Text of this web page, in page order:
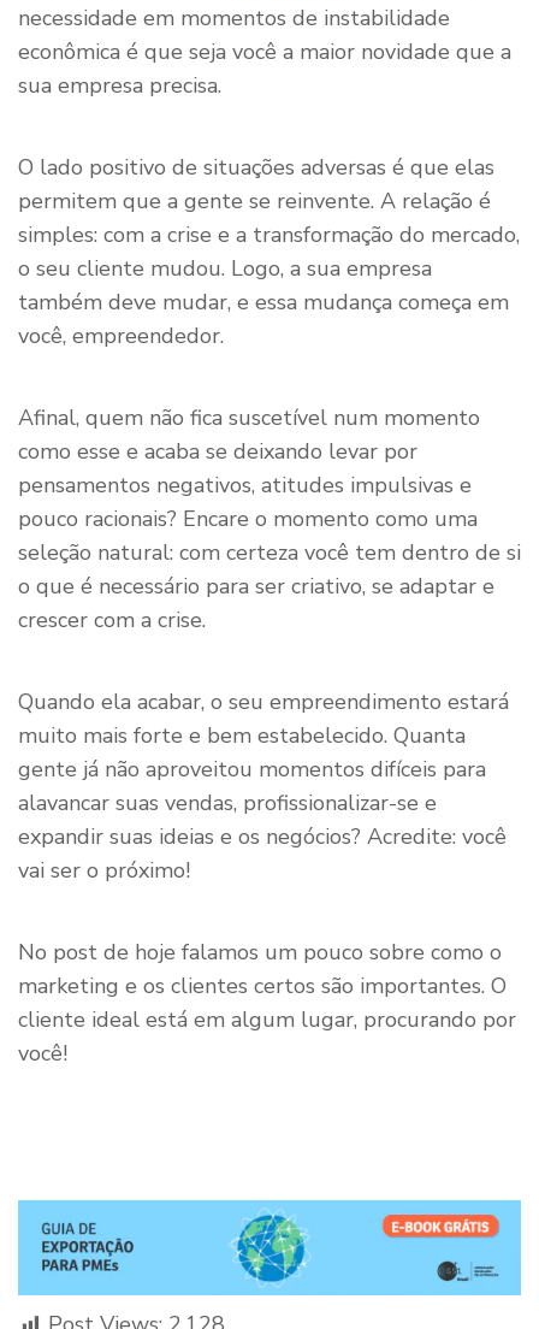
necessidade em momentos de instabilidade
econômica é que seja você a maior novidade que a
sua empresa precisa.
O lado positivo de situações adversas é que elas
permitem que a gente se reinvente. A relação é
simples: com a crise e a transformação do mercado,
o seu cliente mudou. Logo, a sua empresa
também deve mudar, e essa mudança começa em
você, empreendedor.
Afinal, quem não fica suscetível num momento
como esse e acaba se deixando levar por
pensamentos negativos, atitudes impulsivas e
pouco racionais? Encare o momento como uma
seleção natural: com certeza você tem dentro de si
o que é necessário para ser criativo, se adaptar e
crescer com a crise.
Quando ela acabar, o seu empreendimento estará
muito mais forte e bem estabelecido. Quanta
gente já não aproveitou momentos difíceis para
alavancar suas vendas, profissionalizar-se e
expandir suas ideias e os negócios? Acredite: você
vai ser o próximo!
No post de hoje falamos um pouco sobre como o
marketing e os clientes certos são importantes. O
cliente ideal está em algum lugar, procurando por
você!